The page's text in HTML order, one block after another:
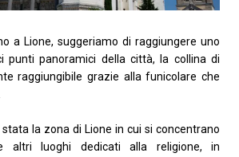
a Lione, suggeriamo di raggiungere uno
punti panoramici della città, la collina di
raggiungibile grazie alla funicolare che
la zona di Lione in cui si concentrano
altri luoghi dedicati alla religione, in